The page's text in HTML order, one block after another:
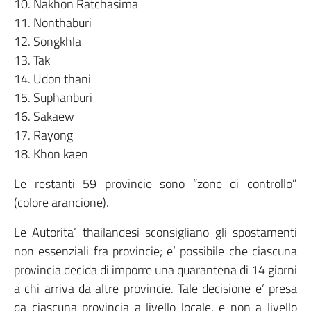
10. Nakhon Ratchasima
11. Nonthaburi
12. Songkhla
13. Tak
14. Udon thani
15. Suphanburi
16. Sakaew
17. Rayong
18. Khon kaen
Le restanti 59 provincie sono “zone di controllo”
(colore arancione).
Le Autorita’ thailandesi sconsigliano gli spostamenti
non essenziali fra provincie; e’ possibile che ciascuna
provincia decida di imporre una quarantena di 14 giorni
a chi arriva da altre provincie. Tale decisione e’ presa
da ciascuna provincia a livello locale, e non a livello